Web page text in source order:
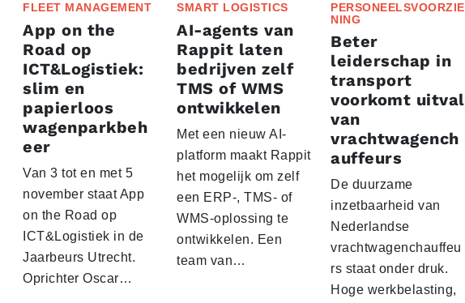
FLEET MANAGEMENT
App on the
Road op
ICT&Logistiek:
slim en
papierloos
wagenparkbeh
eer
Van 3 tot en met 5
november staat App
on the Road op
ICT&Logistiek in de
Jaarbeurs Utrecht.
Oprichter Oscar…
SMART LOGISTICS
AI-agents van
Rappit laten
bedrijven zelf
TMS of WMS
ontwikkelen
Met een nieuw AI-
platform maakt Rappit
het mogelijk om zelf
een ERP-, TMS- of
WMS-oplossing te
ontwikkelen. Een
team van…
PERSONEELSVOORZIE
NING
Beter
leiderschap in
transport
voorkomt uitval
van
vrachtwagench
auffeurs
De duurzame
inzetbaarheid van
Nederlandse
vrachtwagenchauffeu
rs staat onder druk.
Hoge werkbelasting,